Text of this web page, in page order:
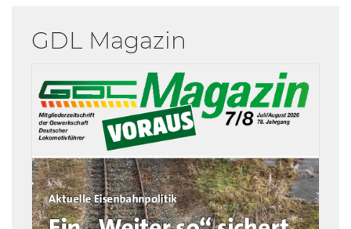
GDL Magazin